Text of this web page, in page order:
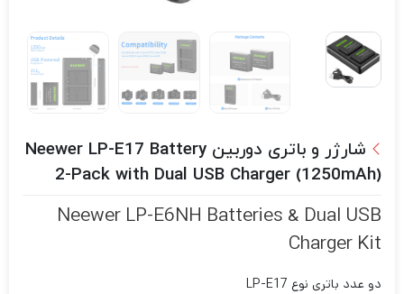
شارژر و باتری دوربین Neewer LP-E17 Battery
2-Pack with Dual USB Charger (1250mAh)
Neewer LP-E6NH Batteries & Dual USB
Charger Kit
دو عدد باتری نوع LP-E17